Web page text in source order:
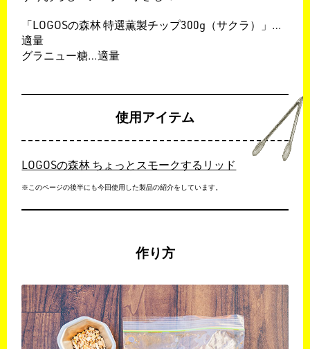
「LOGOSの森林 特選薫製チップ300g （サクラ）
」…
適量
グラニュー糖…適量
使用アイテム
LOGOSの森林 ちょっとスモークするリッド
※このページの後半にも今回使用した製品の紹介をしています。
作り方